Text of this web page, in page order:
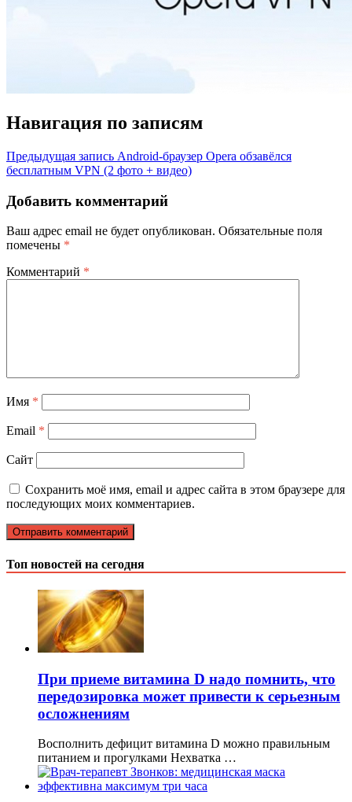
Навигация по записям
Предыдущая запись Android-браузер Opera обзавёлся
бесплатным VPN (2 фото + видео)
Добавить комментарий
Ваш адрес email не будет опубликован. Обязательные поля
помечены *
Комментарий *
Имя *
Email *
Сайт
Сохранить моё имя, email и адрес сайта в этом браузере для
последующих моих комментариев.
Топ новостей на сегодня
При приеме витамина D надо помнить, что
передозировка может привести к серьезным
осложнениям
Восполнить дефицит витамина D можно правильным
питанием и прогулками Нехватка …